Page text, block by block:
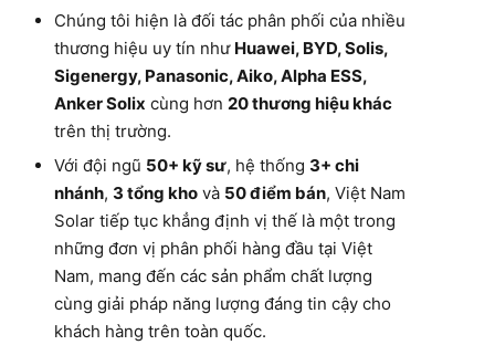
Chúng tôi hiện là đối tác phân phối của nhiều
thương hiệu uy tín như Huawei, BYD, Solis,
Sigenergy, Panasonic, Aiko, Alpha ESS,
Anker Solix cùng hơn 20 thương hiệu khác
trên thị trường.
Với đội ngũ 50+ kỹ sư, hệ thống 3+ chi
nhánh, 3 tổng kho và 50 điểm bán, Việt Nam
Solar tiếp tục khẳng định vị thế là một trong
những đơn vị phân phối hàng đầu tại Việt
Nam, mang đến các sản phẩm chất lượng
cùng giải pháp năng lượng đáng tin cậy cho
khách hàng trên toàn quốc.